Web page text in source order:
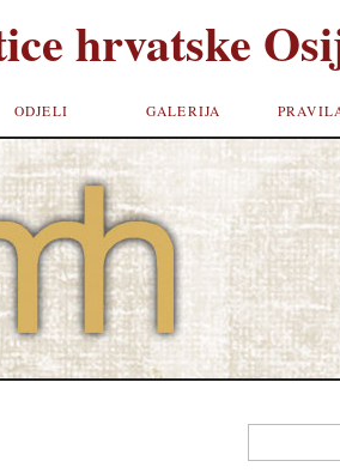
hrvatske
ODJELI GALERIJA